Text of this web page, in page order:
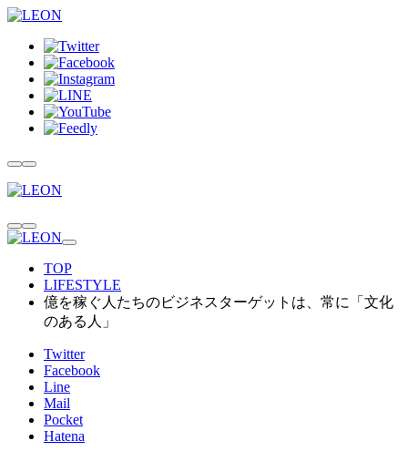
TOP
LIFESTYLE
億を稼ぐ人たちのビジネスターゲットは、常に「文化
のある人」
Twitter
Facebook
Line
Mail
Pocket
Hatena